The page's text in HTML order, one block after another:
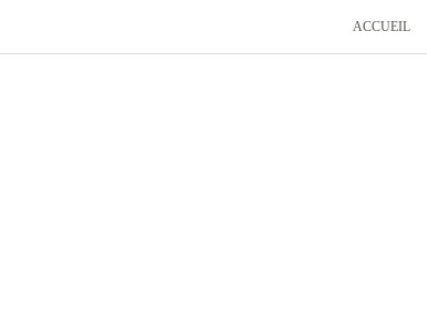
ACCUEIL